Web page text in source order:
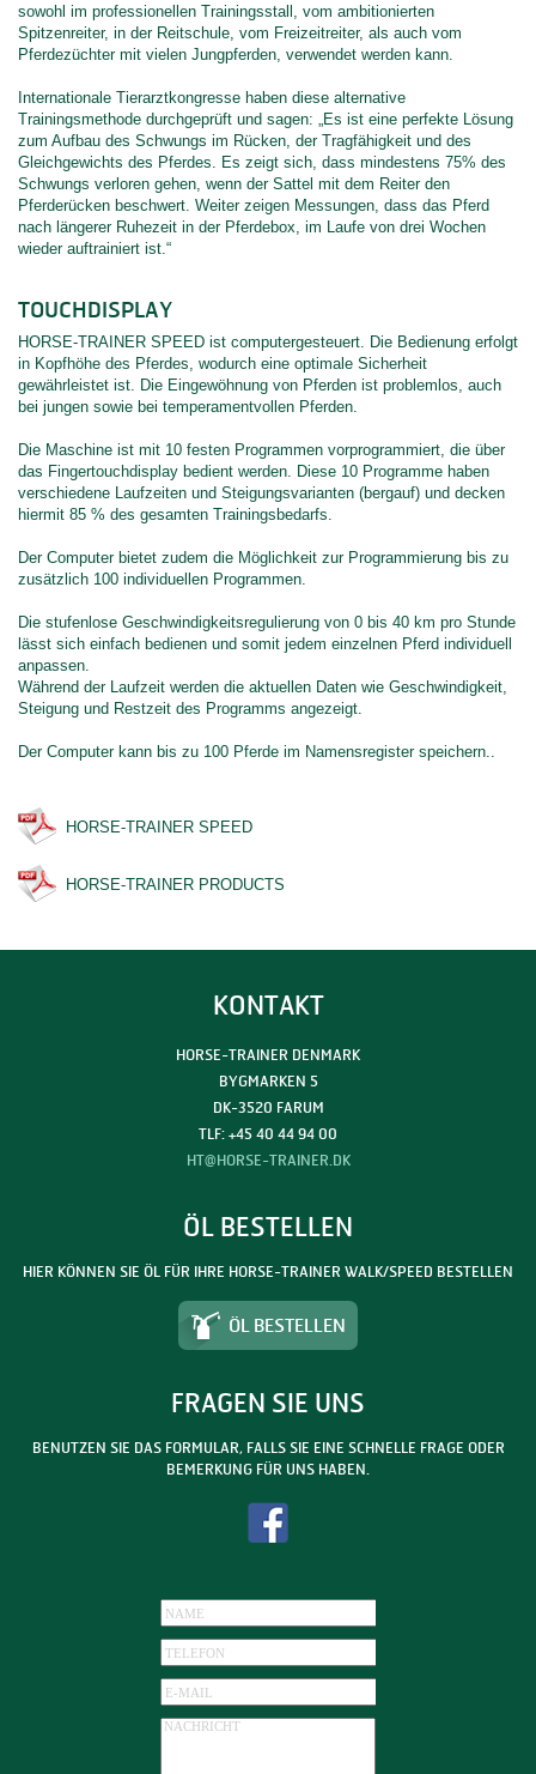
sowohl im professionellen Trainingsstall, vom ambitionierten
Spitzenreiter, in der Reitschule, vom Freizeitreiter, als auch vom
Pferdezüchter mit vielen Jungpferden, verwendet werden kann.
Internationale Tierarztkongresse haben diese alternative
Trainingsmethode durchgeprüft und sagen: „Es ist eine perfekte Lösung
zum Aufbau des Schwungs im Rücken, der Tragfähigkeit und des
Gleichgewichts des Pferdes. Es zeigt sich, dass mindestens 75% des
Schwungs verloren gehen, wenn der Sattel mit dem Reiter den
Pferderücken beschwert. Weiter zeigen Messungen, dass das Pferd
nach längerer Ruhezeit in der Pferdebox, im Laufe von drei Wochen
wieder auftrainiert ist.“
TOUCHDISPLAY
HORSE-TRAINER SPEED ist computergesteuert. Die Bedienung erfolgt
in Kopfhöhe des Pferdes, wodurch eine optimale Sicherheit
gewährleistet ist. Die Eingewöhnung von Pferden ist problemlos, auch
bei jungen sowie bei temperamentvollen Pferden.
Die Maschine ist mit 10 festen Programmen vorprogrammiert, die über
das Fingertouchdisplay bedient werden. Diese 10 Programme haben
verschiedene Laufzeiten und Steigungsvarianten (bergauf) und decken
hiermit 85 % des gesamten Trainingsbedarfs.
Der Computer bietet zudem die Möglichkeit zur Programmierung bis zu
zusätzlich 100 individuellen Programmen.
Die stufenlose Geschwindigkeitsregulierung von 0 bis 40 km pro Stunde
lässt sich einfach bedienen und somit jedem einzelnen Pferd individuell
anpassen.
Während der Laufzeit werden die aktuellen Daten wie Geschwindigkeit,
Steigung und Restzeit des Programms angezeigt.
Der Computer kann bis zu 100 Pferde im Namensregister speichern..
HORSE-TRAINER SPEED
HORSE-TRAINER PRODUCTS
KONTAKT
HORSE-TRAINER DENMARK
BYGMARKEN 5
DK-3520 FARUM
TLF: +45 40 44 94 00
HT@HORSE-TRAINER.DK
ÖL BESTELLEN
HIER KÖNNEN SIE ÖL FÜR IHRE HORSE-TRAINER WALK/SPEED BESTELLEN
ÖL BESTELLEN
FRAGEN SIE UNS
BENUTZEN SIE DAS FORMULAR, FALLS SIE EINE SCHNELLE FRAGE ODER
BEMERKUNG FÜR UNS HABEN.